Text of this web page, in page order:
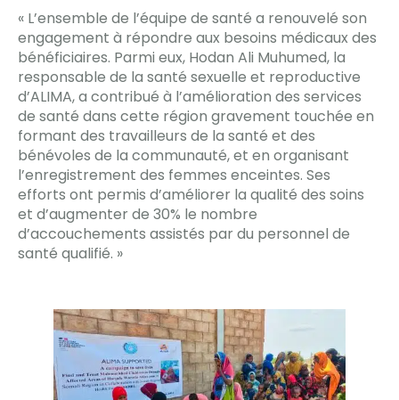
« L’ensemble de l’équipe de santé a renouvelé son
engagement à répondre aux besoins médicaux des
bénéficiaires. Parmi eux, Hodan Ali Muhumed, la
responsable de la santé sexuelle et reproductive
d’ALIMA, a contribué à l’amélioration des services
de santé dans cette région gravement touchée en
formant des travailleurs de la santé et des
bénévoles de la communauté, et en organisant
l’enregistrement des femmes enceintes. Ses
efforts ont permis d’améliorer la qualité des soins
et d’augmenter de 30% le nombre
d’accouchements assistés par du personnel de
santé qualifié. »